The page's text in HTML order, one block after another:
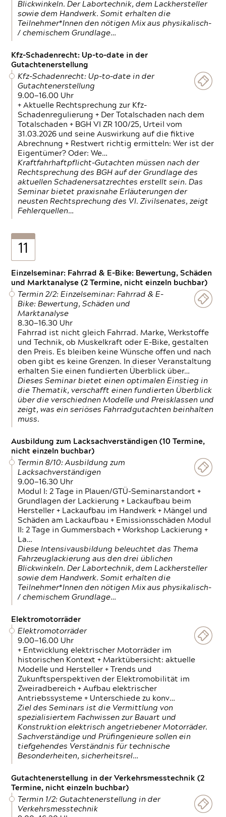
Blickwinkeln. Der Labortechnik, dem Lackhersteller
sowie dem Handwerk. Somit erhalten die
Teilnehmer*Innen den nötigen Mix aus physikalisch-
/ chemischem Grundlage…
Kfz-Schadenrecht: Up-to-date in der
Gutachtenerstellung
Kfz-Schadenrecht: Up-to-date in der
Gutachtenerstellung
9.00—16.00 Uhr
+ Aktuelle Rechtsprechung zur Kfz-
Schadenregulierung + Der Totalschaden nach dem
Totalschaden + BGH VI ZR 100/25, Urteil vom
31.03.2026 und seine Auswirkung auf die fiktive
Abrechnung + Restwert richtig ermitteln: Wer ist der
Eigentümer? Oder: We…
Kraftfahrhaftpflicht-Gutachten müssen nach der
Rechtsprechung des BGH auf der Grundlage des
aktuellen Schadenersatzrechtes erstellt sein. Das
Seminar bietet praxisnahe Erläuterungen der
neusten Rechtsprechung des VI. Zivilsenates, zeigt
Fehlerquellen…
11
Einzelseminar: Fahrrad & E-Bike: Bewertung, Schäden
und Marktanalyse (2 Termine, nicht einzeln buchbar)
Termin 2/2: Einzelseminar: Fahrrad & E-
Bike: Bewertung, Schäden und
Marktanalyse
8.30—16.30 Uhr
Fahrrad ist nicht gleich Fahrrad. Marke, Werkstoffe
und Technik, ob Muskelkraft oder E-Bike, gestalten
den Preis. Es bleiben keine Wünsche offen und nach
oben gibt es keine Grenzen. In dieser Veranstaltung
erhalten Sie einen fundierten Überblick über…
Dieses Seminar bietet einen optimalen Einstieg in
die Thematik, verschafft einen fundierten Überblick
über die verschiednen Modelle und Preisklassen und
zeigt, was ein seriöses Fahrradgutachten beinhalten
muss.
Ausbildung zum Lacksachverständigen (10 Termine,
nicht einzeln buchbar)
Termin 8/10: Ausbildung zum
Lacksachverständigen
9.00—16.30 Uhr
Modul I: 2 Tage in Plauen/GTÜ-Seminarstandort +
Grundlagen der Lackierung + Lackaufbau beim
Hersteller + Lackaufbau im Handwerk + Mängel und
Schäden am Lackaufbau + Emissionsschäden Modul
II: 2 Tage in Gummersbach + Workshop Lackierung +
La…
Diese Intensivausbildung beleuchtet das Thema
Fahrzeuglackierung aus den drei üblichen
Blickwinkeln. Der Labortechnik, dem Lackhersteller
sowie dem Handwerk. Somit erhalten die
Teilnehmer*Innen den nötigen Mix aus physikalisch-
/ chemischem Grundlage…
Elektromotorräder
Elektromotorräder
9.00—16.00 Uhr
+ Entwicklung elektrischer Motorräder im
historischen Kontext + Marktübersicht: aktuelle
Modelle und Hersteller + Trends und
Zukunftsperspektiven der Elektromobilität im
Zweiradbereich + Aufbau elektrischer
Antriebssysteme + Unterschiede zu konv…
Ziel des Seminars ist die Vermittlung von
spezialisiertem Fachwissen zur Bauart und
Konstruktion elektrisch angetriebener Motorräder.
Sachverständige und Prüfingenieure sollen ein
tiefgehendes Verständnis für technische
Besonderheiten, sicherheitsrel…
Gutachtenerstellung in der Verkehrsmesstechnik (2
Termine, nicht einzeln buchbar)
Termin 1/2: Gutachtenerstellung in der
Verkehrsmesstechnik